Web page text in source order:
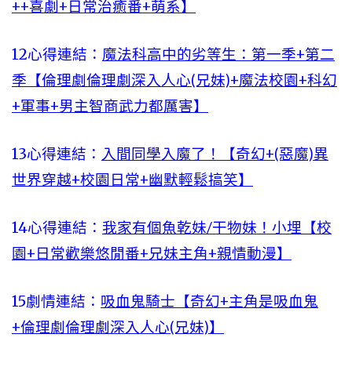
++喜劇+日常治癒番+萌系】
12心得連結： 魔法科高中的劣等生：第一季+第二
季【倫理劇倫理劇深入人心(兄妹)+魔法校園+科幻
+軍事+男主智商武力都厲害】
13心得連結： 入間同學入魔了！【奇幻+(惡魔)異
世界穿越+校園日常+幽默輕鬆搞笑】
14心得連結： 我家有個魚乾妹/干物妹！小埋【校
園+日常歡樂悠閒番+兄妹主角+親情動漫】
15劇情連結： 吸血鬼騎士【奇幻+主角是吸血鬼
+倫理劇倫理劇深入人心(兄妹)】